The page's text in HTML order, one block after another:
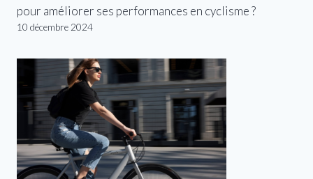
pour améliorer ses performances en cyclisme ?
10 décembre 2024